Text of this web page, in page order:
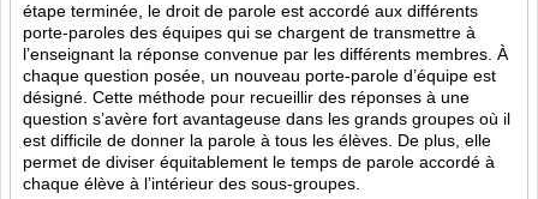
étape terminée, le droit de parole est accordé aux différents
porte-paroles des équipes qui se chargent de transmettre à
l’enseignant la réponse convenue par les différents membres. À
chaque question posée, un nouveau porte-parole d’équipe est
désigné. Cette méthode pour recueillir des réponses à une
question s’avère fort avantageuse dans les grands groupes où il
est difficile de donner la parole à tous les élèves. De plus, elle
permet de diviser équitablement le temps de parole accordé à
chaque élève à l’intérieur des sous-groupes.